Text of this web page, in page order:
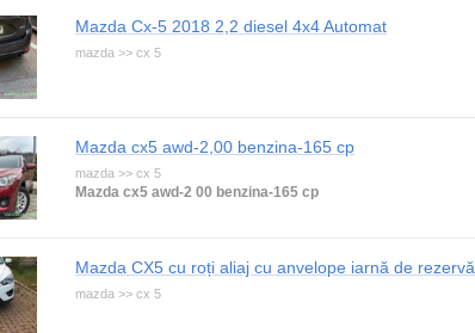
Mazda Cx-5 2018 2,2 diesel 4x4 Automat
mazda >> cx 5
Mazda cx5 awd-2,00 benzina-165 cp
mazda >> cx 5
Mazda cx5 awd-2 00 benzina-165 cp
Mazda CX5 cu roți aliaj cu anvelope iarnă de rezervă
mazda >> cx 5